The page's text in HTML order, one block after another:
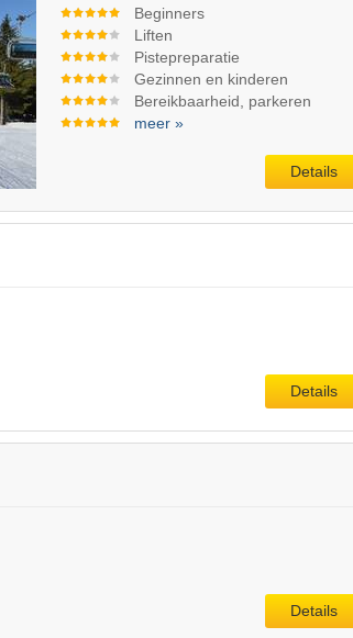
Beginners
Liften
Pistepreparatie
Gezinnen en kinderen
Bereikbaarheid, parkeren
meer »
Details
Details
Details